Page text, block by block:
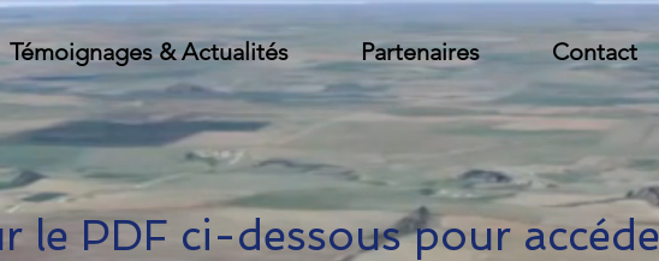
Témoignages & Actualités Partenaires Contact
le PDF ci-dessous pour